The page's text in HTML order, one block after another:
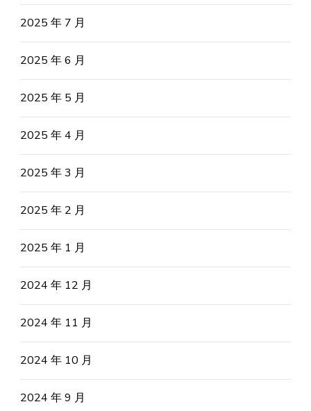
2025 年 7 月
2025 年 6 月
2025 年 5 月
2025 年 4 月
2025 年 3 月
2025 年 2 月
2025 年 1 月
2024 年 12 月
2024 年 11 月
2024 年 10 月
2024 年 9 月